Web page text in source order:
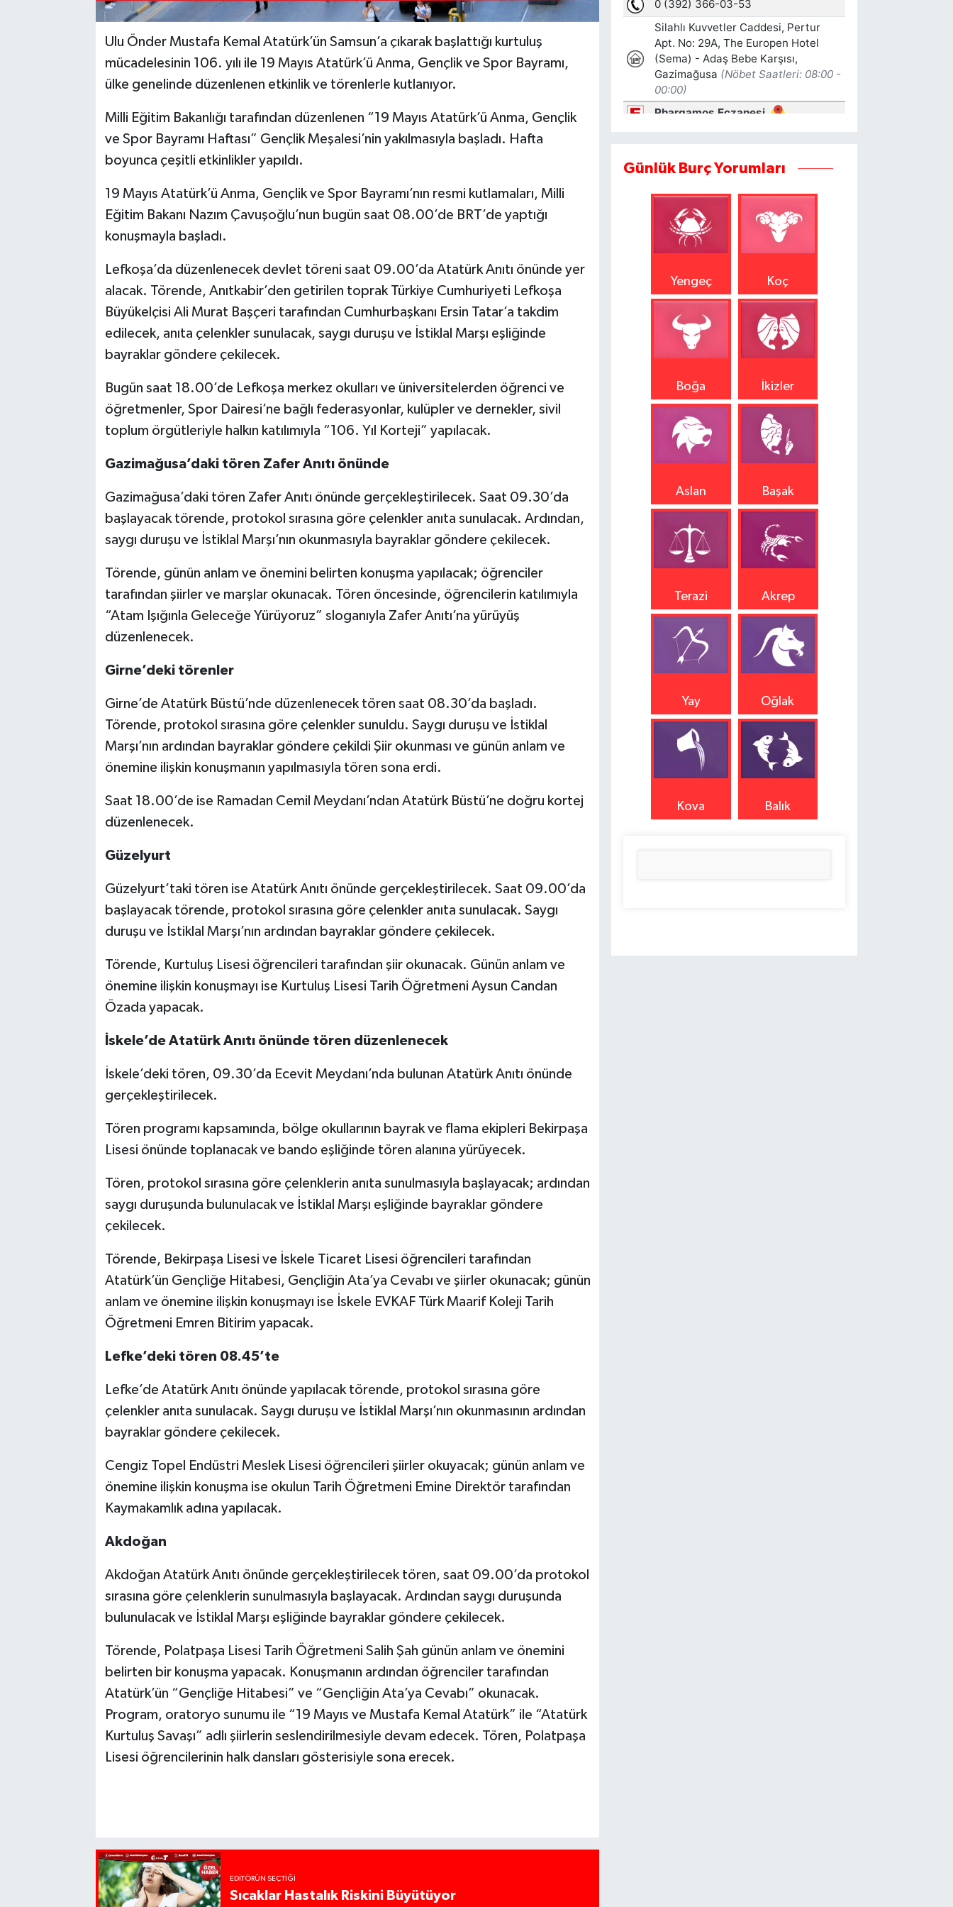
Ulu Önder Mustafa Kemal Atatürk’ün Samsun’a çıkarak başlattığı kurtuluş
mücadelesinin 106. yılı ile 19 Mayıs Atatürk’ü Anma, Gençlik ve Spor Bayramı,
ülke genelinde düzenlenen etkinlik ve törenlerle kutlanıyor.
Milli Eğitim Bakanlığı tarafından düzenlenen “19 Mayıs Atatürk’ü Anma, Gençlik
ve Spor Bayramı Haftası” Gençlik Meşalesi’nin yakılmasıyla başladı. Hafta
boyunca çeşitli etkinlikler yapıldı.
19 Mayıs Atatürk’ü Anma, Gençlik ve Spor Bayramı’nın resmi kutlamaları, Milli
Eğitim Bakanı Nazım Çavuşoğlu’nun bugün saat 08.00’de BRT’de yaptığı
konuşmayla başladı.
Lefkoşa’da düzenlenecek devlet töreni saat 09.00’da Atatürk Anıtı önünde yer
alacak. Törende, Anıtkabir’den getirilen toprak Türkiye Cumhuriyeti Lefkoşa
Büyükelçisi Ali Murat Başçeri tarafından Cumhurbaşkanı Ersin Tatar’a takdim
edilecek, anıta çelenkler sunulacak, saygı duruşu ve İstiklal Marşı eşliğinde
bayraklar göndere çekilecek.
Bugün saat 18.00’de Lefkoşa merkez okulları ve üniversitelerden öğrenci ve
öğretmenler, Spor Dairesi’ne bağlı federasyonlar, kulüpler ve dernekler, sivil
toplum örgütleriyle halkın katılımıyla “106. Yıl Korteji” yapılacak.
Gazimağusa’daki tören Zafer Anıtı önünde
Gazimağusa’daki tören Zafer Anıtı önünde gerçekleştirilecek. Saat 09.30’da
başlayacak törende, protokol sırasına göre çelenkler anıta sunulacak. Ardından,
saygı duruşu ve İstiklal Marşı’nın okunmasıyla bayraklar göndere çekilecek.
Törende, günün anlam ve önemini belirten konuşma yapılacak; öğrenciler
tarafından şiirler ve marşlar okunacak. Tören öncesinde, öğrencilerin katılımıyla
“Atam Işığınla Geleceğe Yürüyoruz” sloganıyla Zafer Anıtı’na yürüyüş
düzenlenecek.
Girne’deki törenler
Girne’de Atatürk Büstü’nde düzenlenecek tören saat 08.30’da başladı.
Törende, protokol sırasına göre çelenkler sunuldu. Saygı duruşu ve İstiklal
Marşı’nın ardından bayraklar göndere çekildi Şiir okunması ve günün anlam ve
önemine ilişkin konuşmanın yapılmasıyla tören sona erdi.
Saat 18.00’de ise Ramadan Cemil Meydanı’ndan Atatürk Büstü’ne doğru kortej
düzenlenecek.
Güzelyurt
Güzelyurt’taki tören ise Atatürk Anıtı önünde gerçekleştirilecek. Saat 09.00’da
başlayacak törende, protokol sırasına göre çelenkler anıta sunulacak. Saygı
duruşu ve İstiklal Marşı’nın ardından bayraklar göndere çekilecek.
Törende, Kurtuluş Lisesi öğrencileri tarafından şiir okunacak. Günün anlam ve
önemine ilişkin konuşmayı ise Kurtuluş Lisesi Tarih Öğretmeni Aysun Candan
Özada yapacak.
İskele’de Atatürk Anıtı önünde tören düzenlenecek
İskele’deki tören, 09.30’da Ecevit Meydanı’nda bulunan Atatürk Anıtı önünde
gerçekleştirilecek.
Tören programı kapsamında, bölge okullarının bayrak ve flama ekipleri Bekirpaşa
Lisesi önünde toplanacak ve bando eşliğinde tören alanına yürüyecek.
Tören, protokol sırasına göre çelenklerin anıta sunulmasıyla başlayacak; ardından
saygı duruşunda bulunulacak ve İstiklal Marşı eşliğinde bayraklar göndere
çekilecek.
Törende, Bekirpaşa Lisesi ve İskele Ticaret Lisesi öğrencileri tarafından
Atatürk’ün Gençliğe Hitabesi, Gençliğin Ata’ya Cevabı ve şiirler okunacak; günün
anlam ve önemine ilişkin konuşmayı ise İskele EVKAF Türk Maarif Koleji Tarih
Öğretmeni Emren Bitirim yapacak.
Lefke’deki tören 08.45’te
Lefke’de Atatürk Anıtı önünde yapılacak törende, protokol sırasına göre
çelenkler anıta sunulacak. Saygı duruşu ve İstiklal Marşı’nın okunmasının ardından
bayraklar göndere çekilecek.
Cengiz Topel Endüstri Meslek Lisesi öğrencileri şiirler okuyacak; günün anlam ve
önemine ilişkin konuşma ise okulun Tarih Öğretmeni Emine Direktör tarafından
Kaymakamlık adına yapılacak.
Akdoğan
Akdoğan Atatürk Anıtı önünde gerçekleştirilecek tören, saat 09.00’da protokol
sırasına göre çelenklerin sunulmasıyla başlayacak. Ardından saygı duruşunda
bulunulacak ve İstiklal Marşı eşliğinde bayraklar göndere çekilecek.
Törende, Polatpaşa Lisesi Tarih Öğretmeni Salih Şah günün anlam ve önemini
belirten bir konuşma yapacak. Konuşmanın ardından öğrenciler tarafından
Atatürk’ün “Gençliğe Hitabesi” ve “Gençliğin Ata’ya Cevabı” okunacak.
Program, oratoryo sunumu ile “19 Mayıs ve Mustafa Kemal Atatürk” ile “Atatürk
Kurtuluş Savaşı” adlı şiirlerin seslendirilmesiyle devam edecek. Tören, Polatpaşa
Lisesi öğrencilerinin halk dansları gösterisiyle sona erecek.
EDITÖRÜN SEÇTIĞI
Sıcaklar Hastalık Riskini Büyütüyor
Günlük Burç Yorumları
Yengeç Koç
Boğa İkizler
Aslan Başak
Terazi Akrep
Yay Oğlak
Kova Balık